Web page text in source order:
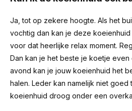
Ja, tot op zekere hoogte. Als het
vochtig dan kan je deze
voor dat heerlijke relax moment.
Dan kan je het beste je koetje even
avond kan je jouw koeienhuid het
halen. Leder kan namelijk niet goed
koeienhuid droog onder een